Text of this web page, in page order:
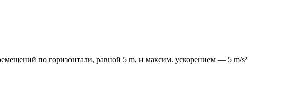
по горизонтали, равной 5 m, и максим. ускорением — 5 m/s²